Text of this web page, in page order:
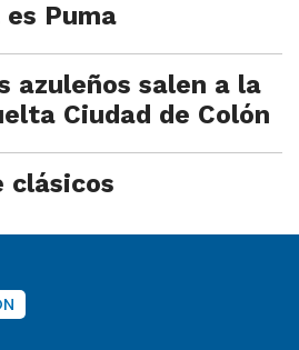
es Puma
azuleños salen a la
Ciudad de Colón
clásicos